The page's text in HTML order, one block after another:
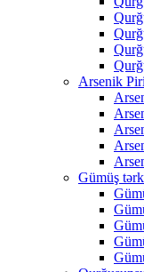
Arsenik
Gümüş